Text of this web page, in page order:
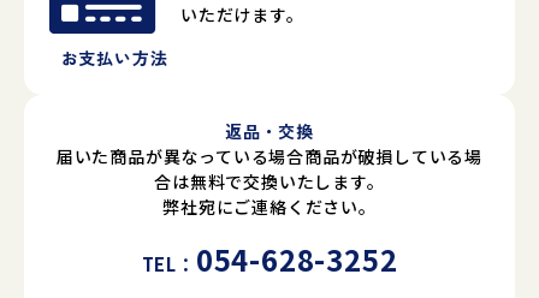
お支払い方法
いただけます。
返品・交換
届いた商品が異なっている場合商品が破損している場
合は無料で交換いたします。
弊社宛にご連絡ください。
TEL： 054-628-3252